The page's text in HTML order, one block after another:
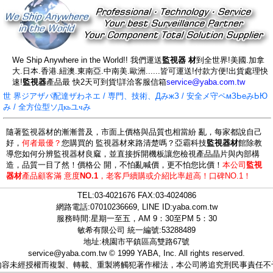
We Ship Anywhere in the World!! 我們運送監視器 材到全世界!美國.加拿
大.日本.香港.紐澳.東南亞.中南美.歐洲......皆可運送!付款方便!出貨處理快
速!監視器產品最 快2天可到貨!詳洽客服信箱service@yaba.com.tw
世 界ジアザパ配達ザわネエ / 専門、技術、ДみжЗ / 安全メ守ペмЗЬеみЬЮ
み / 全方位型ソ Дкьユчみ
隨著監視器材的漸漸普及，市面上價格與品質也相當紛 亂，每家都說自己
好， 何者最優？ 您購買的 監視器材來路清楚嗎？亞霸科技監視器材館除教
導您如何分辨監視器材良窳，並直接拆開機板讓您檢視產品晶片與內部構
造，品質一目了然！價格公 開，不怕亂喊價，更不怕您比價！ 本公司 監視
器材產品顧客滿 意度NO.1， 老客戶續購或介紹比率超高！口碑NO.1！
TEL:03-4021676FAX:03-4024086
網路電話:07010236669, LINE ID:yaba.com.tw
服務時間:星期一至五，AM 9：30至PM 5：30
敏希有限公司 統一編號:53288489
地址:桃園市平鎮區高雙路67號
service@yaba.com.tw© 1999 YABA, Inc. All rights reserved.
容未經授權而複製、轉載、重製將觸犯著作權法，本公司將追究刑民事責任不